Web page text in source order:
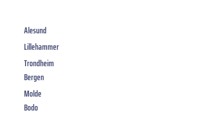
Alesund
Lillehammer
Trondheim
Bergen
Molde
Bodo